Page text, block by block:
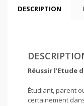
DESCRIPTION
Réussir l’Etude
Étudiant, parent
certainement